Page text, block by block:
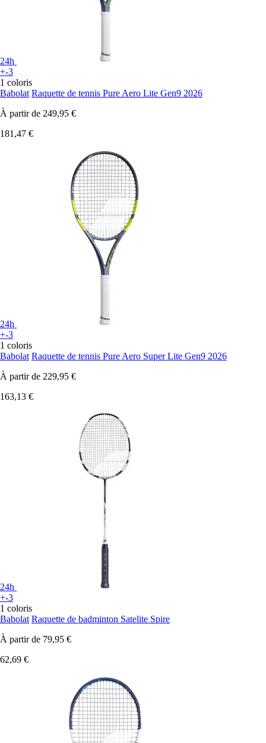
24h
+-3
1 coloris
Babolat Raquette de tennis Pure Aero Lite Gen9 2026
À partir de 249,95 €
181,47 €
24h
+-3
1 coloris
Babolat Raquette de tennis Pure Aero Super Lite Gen9 2026
À partir de 229,95 €
163,13 €
24h
+-3
1 coloris
Babolat Raquette de badminton Satelite Spire
À partir de 79,95 €
62,69 €